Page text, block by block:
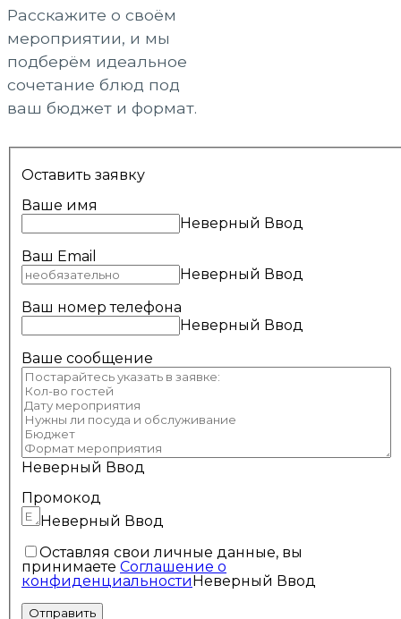
Расскажите о своём
мероприятии, и мы
подберём идеальное
сочетание блюд под
ваш бюджет и формат.
Оставить заявку
Ваше имя
Неверный Ввод
Ваш Email
Неверный Ввод
Ваш номер телефона
Неверный Ввод
Ваше сообщение
Неверный Ввод
Промокод
Неверный Ввод
Оставляя свои личные данные, вы
принимаете Соглашение о
конфиденциальностиНеверный Ввод